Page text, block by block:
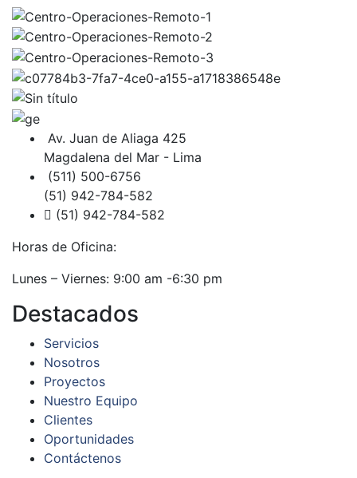
Av. Juan de Aliaga 425
Magdalena del Mar - Lima
(511) 500-6756
(51) 942-784-582
(51) 942-784-582
Horas de Oficina:
Lunes – Viernes: 9:00 am -6:30 pm
Destacados
Servicios
Nosotros
Proyectos
Nuestro Equipo
Clientes
Oportunidades
Contáctenos